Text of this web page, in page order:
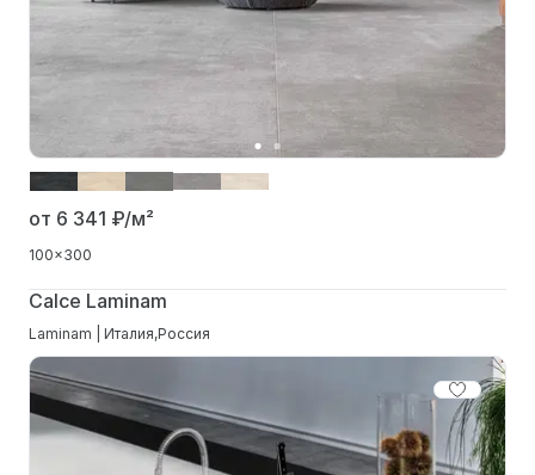
от 6 341 ₽/м²
100x300
Calce Laminam
Laminam | Италия,Россия